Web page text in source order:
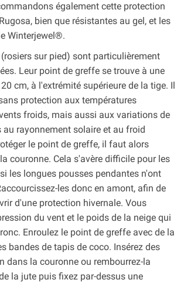
également cette protection
bien que résistantes au gel, et les
Winterjewel®.
sur pied) sont particulièrement
Leur point de greffe se trouve à une
cm, à l'extrémité supérieure de la tige. Il
protection aux températures
froids, mais aussi aux variations de
au rayonnement solaire et au froid
le point de greffe, il faut alors
couronne. Cela s'avère difficile pour les
les longues pousses pendantes n'ont
les donc en amont, afin de
d'une protection hivernale. Vous
du vent et le poids de la neige qui
Enroulez le point de greffe avec de la
bandes de tapis de coco. Insérez des
dans la couronne ou rembourrez-la
la jute puis fixez par-dessus une